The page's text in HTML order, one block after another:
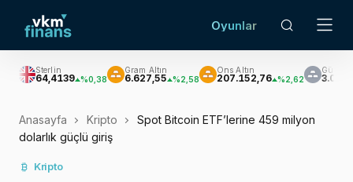
Oyunlar
%0,38
Gram Altın
6.627,55 %2,58
Ons Altın
207.152,76 %2,62 3.033,47 %3,60
Anasayfa Kripto
Spot Bitcoin ETF’lerine 459 milyon
dolarlık güçlü giriş
Kripto